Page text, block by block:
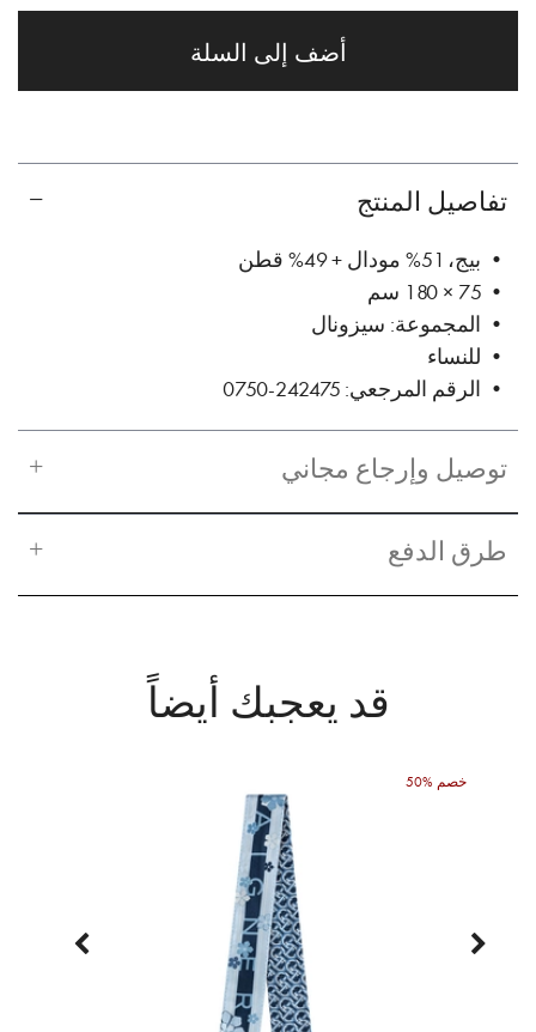
أضف إلى السلة
تفاصيل المنتج
• بيج، 51% مودال + 49% قطن
• 75 × 180 سم
• المجموعة: سيزونال
• للنساء
• الرقم المرجعي: 242475-0750
توصيل وإرجاع مجاني
طرق الدفع
قد يعجبك أيضاً
50% خصم